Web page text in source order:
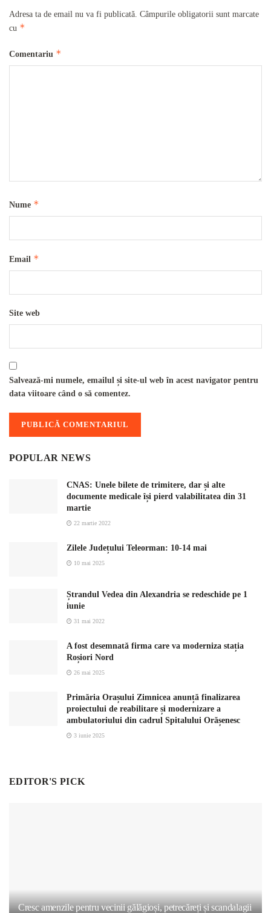
Adresa ta de email nu va fi publicată. Câmpurile obligatorii sunt marcate
cu *
Comentariu *
Nume *
Email *
Site web
Salvează-mi numele, emailul și site-ul web în acest navigator pentru
data viitoare când o să comentez.
POPULAR NEWS
CNAS: Unele bilete de trimitere, dar și alte
documente medicale își pierd valabilitatea din 31
martie
22 martie 2022
Zilele Județului Teleorman: 10-14 mai
10 mai 2025
Ștrandul Vedea din Alexandria se redeschide pe 1
iunie
31 mai 2022
A fost desemnată firma care va moderniza stația
Roșiori Nord
26 mai 2025
Primăria Orașului Zimnicea anunță finalizarea
proiectului de reabilitare și modernizare a
ambulatoriului din cadrul Spitalului Orășenesc
3 iunie 2025
EDITOR'S PICK
Cresc amenzile pentru vecinii gălăgioși, petrecăreți și scandalagii